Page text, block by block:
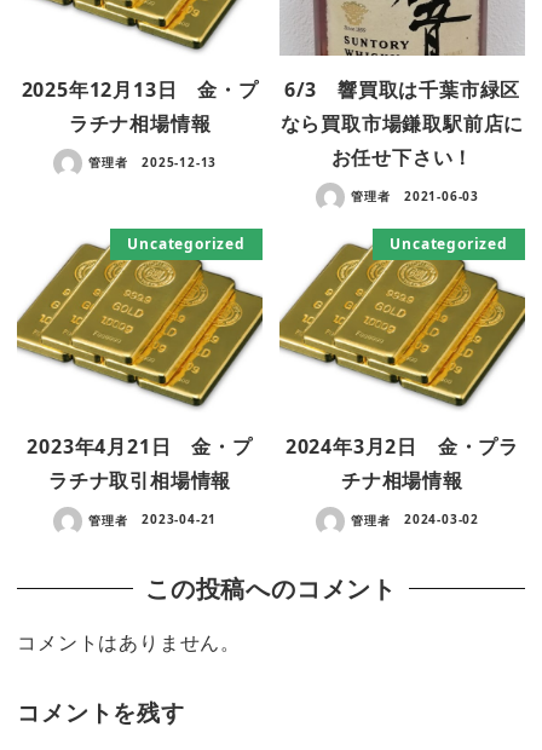
2025年12月13日 金・プ
ラチナ相場情報
管理者 2025-12-13
6/3 響買取は千葉市緑区
なら買取市場鎌取駅前店に
お任せ下さい！
管理者 2021-06-03
Uncategorized
2023年4月21日 金・プ
ラチナ取引相場情報
管理者 2023-04-21
Uncategorized
2024年3月2日 金・プラ
チナ相場情報
管理者 2024-03-02
この投稿へのコメント
コメントはありません。
コメントを残す